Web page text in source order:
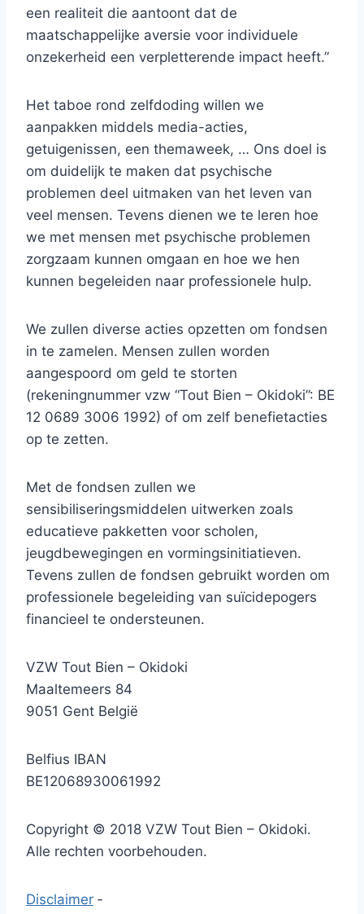
een realiteit die aantoont dat de
maatschappelijke aversie voor individuele
onzekerheid een verpletterende impact heeft.”
Het taboe rond zelfdoding willen we
aanpakken middels media-acties,
getuigenissen, een themaweek, … Ons doel is
om duidelijk te maken dat psychische
problemen deel uitmaken van het leven van
veel mensen. Tevens dienen we te leren hoe
we met mensen met psychische problemen
zorgzaam kunnen omgaan en hoe we hen
kunnen begeleiden naar professionele hulp.
We zullen diverse acties opzetten om fondsen
in te zamelen. Mensen zullen worden
aangespoord om geld te storten
(rekeningnummer vzw “Tout Bien – Okidoki”: BE
12 0689 3006 1992) of om zelf benefietacties
op te zetten.
Met de fondsen zullen we
sensibiliseringsmiddelen uitwerken zoals
educatieve pakketten voor scholen,
jeugdbewegingen en vormingsinitiatieven.
Tevens zullen de fondsen gebruikt worden om
professionele begeleiding van suïcidepogers
financieel te ondersteunen.
VZW Tout Bien – Okidoki
Maaltemeers 84
9051 Gent België
Belfius IBAN
BE12068930061992
Copyright © 2018 VZW Tout Bien – Okidoki.
Alle rechten voorbehouden.
Disclaimer ‐